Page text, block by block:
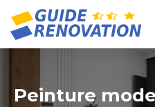
Peinture